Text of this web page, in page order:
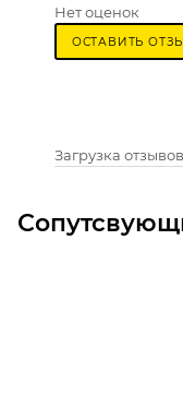
Нет оценок
ОСТАВИТЬ
Загрузка